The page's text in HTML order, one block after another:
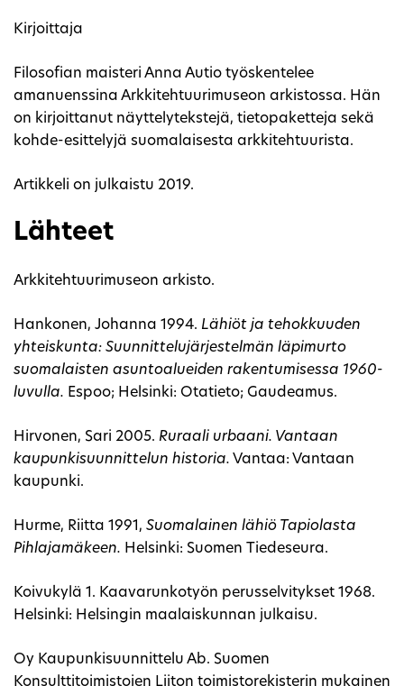
Kirjoittaja
Filosofian maisteri Anna Autio työskentelee
amanuenssina Arkkitehtuurimuseon arkistossa. Hän
on kirjoittanut näyttelytekstejä, tietopaketteja sekä
kohde-esittelyjä suomalaisesta arkkitehtuurista.
Artikkeli on julkaistu 2019.
Lähteet
Arkkitehtuurimuseon arkisto.
Hankonen, Johanna 1994. Lähiöt ja tehokkuuden
yhteiskunta: Suunnittelujärjestelmän läpimurto
suomalaisten asuntoalueiden rakentumisessa 1960-
luvulla. Espoo; Helsinki: Otatieto; Gaudeamus.
Hirvonen, Sari 2005. Ruraali urbaani. Vantaan
kaupunkisuunnittelun historia. Vantaa: Vantaan
kaupunki.
Hurme, Riitta 1991, Suomalainen lähiö Tapiolasta
Pihlajamäkeen. Helsinki: Suomen Tiedeseura.
Koivukylä 1. Kaavarunkotyön perusselvitykset 1968.
Helsinki: Helsingin maalaiskunnan julkaisu.
Oy Kaupunkisuunnittelu Ab. Suomen
Konsulttitoimistojen Liiton toimistorekisterin mukainen